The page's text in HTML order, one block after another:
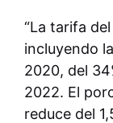
“La tarifa
incluyendo
2020, del
2022. El
reduce del